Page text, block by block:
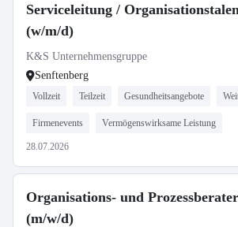
Serviceleitung /
(w/m/d)
K&S Unternehmensgruppe
Senftenberg
Vollzeit Teilzeit Gesundheitsangebote
Firmenevents Vermögenswirksame Leistung
28.07.2026
Organisations- und Prozessberater
(m/w/d)